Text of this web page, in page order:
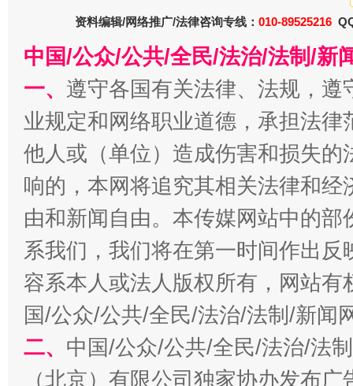
千年窑火 生生不息 一
揭开“小金库”的免责幌子
资料编辑/网络推广/法律咨询专线： 010-89525216
中国/公众/公共/全民/法治/法制/新
一、 遵守各国有关法律、法规，
业规定和网络职业道德，承担法
他人或（单位）造成伤害和损失
响的，本网将追究其相关法律和
由和新闻自由。本传媒网站中的
系我们，我们将在第一时间作出
容系本人或法人版权所有，网站
国/公众/公共/全民/法治/法制/新闻
二、 中国/公众/公共/全民/法治/法
（北京）有限公司独家协办发布